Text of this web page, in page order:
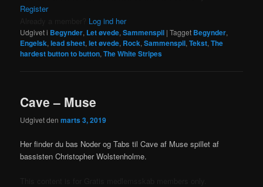
Register
Log ind her
Udgivet i Begynder, Let øvede,Sammenspil |Tagget Begynder,
Engelsk,lead sheet,let øvede, Rock,Sammenspil,Tekst,The
hardest button to button,The White Stripes
Cave – Muse
Udgivet denmarts 3, 2019
Her finder du bas Noder og Tabs til Cave af Muse spillet af
bassisten Christopher Wolstenholme.